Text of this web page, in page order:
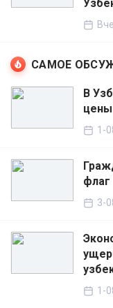
САМОЕ
В
цены
1-
флаг
3-
1-